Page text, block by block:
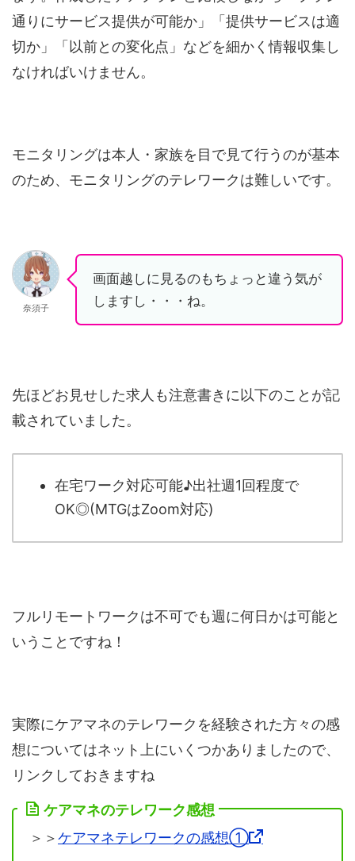
通りにサービス提供が可能か」「提供サービスは適
切か」「以前との変化点」などを細かく情報収集し
なければいけません。
モニタリングは本人・家族を目で見て行うのが基本
のため、モニタリングのテレワークは難しいです。
奈須子
画面越しに見るのもちょっと違う気が
しますし・・・ね。
先ほどお見せした求人も注意書きに以下のことが記
載されていました。
在宅ワーク対応可能♪出社週1回程度で
OK◎(MTGはZoom対応)
フルリモートワークは不可でも週に何日かは可能と
いうことですね！
実際にケアマネのテレワークを経験された方々の感
想についてはネット上にいくつかありましたので、
リンクしておきますね
ケアマネのテレワーク感想
＞＞ケアマネテレワークの感想①